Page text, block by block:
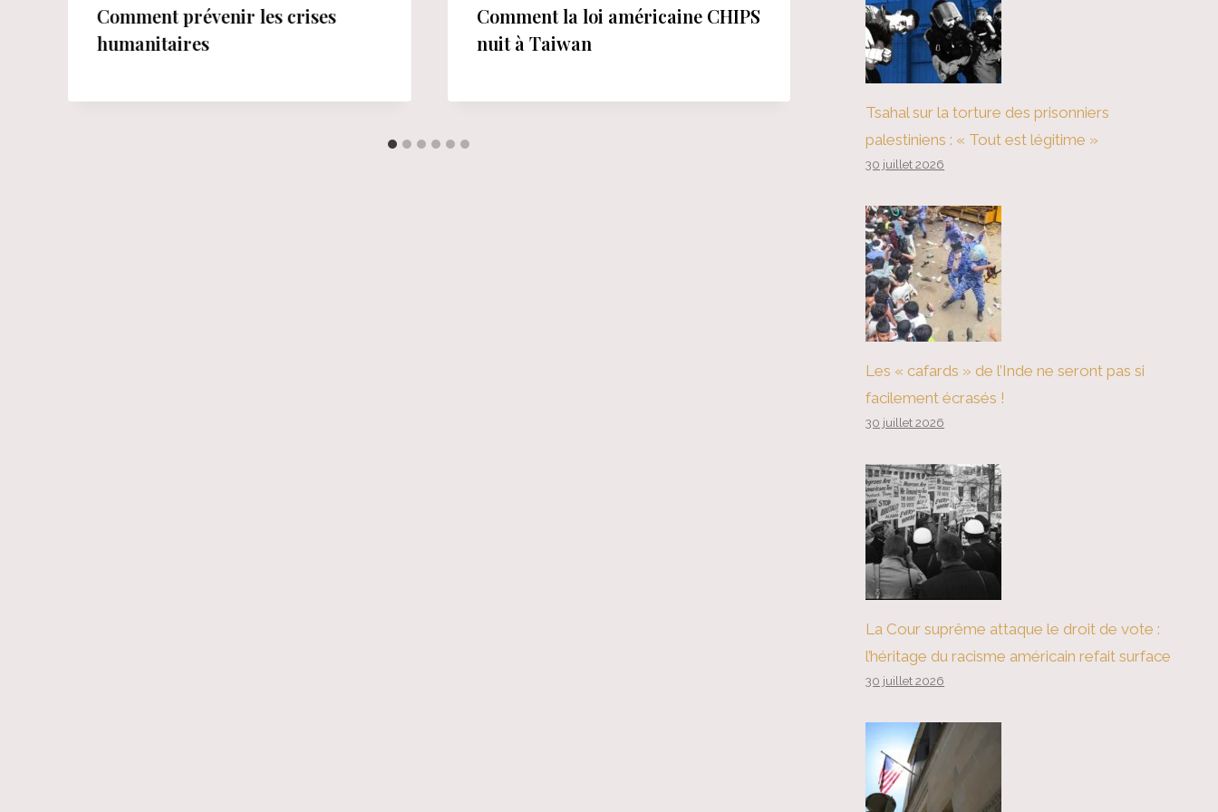
Comment prévenir les crises
humanitaires
Comment la loi américaine CHIPS
nuit à Taiwan
Grève de 600 000 travailleurs au
Québec : nous pouvons vaincre le
gouvernement détesté de la CAQ !
Tsahal sur la torture des prisonniers
palestiniens : « Tout est légitime »
30 juillet 2026
Les « cafards » de l’Inde ne seront pas si
facilement écrasés !
30 juillet 2026
La Cour suprême attaque le droit de vote :
l’héritage du racisme américain refait surface
30 juillet 2026